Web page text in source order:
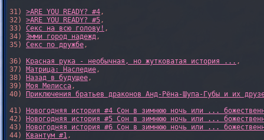
31) >ARE YOU READY? #4,
32) >ARE YOU READY? #5,
33) Секс на всю голову! ,
34) Эмми город надежд,
35) Секс по дружбе,
36)
Красная рука - необычная, но жутковатая история ... ,
37) Матрица: Наследие,
38)
Назад в будущее,
39) Моя Мелисса,
40)
Приключения братьев драконов Анд-Рёна-Шупа-Губы и их
41)
Новогодняя история #4 Сон в зимнюю ночь или ...
42)
Новогодняя история #5 Сон в зимнюю ночь или ...
43)
Новогодняя история #6 Сон в зимнюю ночь или ...
44)
Квантум #1,